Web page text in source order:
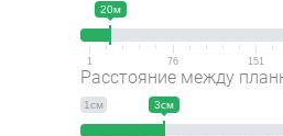
20м
1 76 151
Расстояние между
1см 3см